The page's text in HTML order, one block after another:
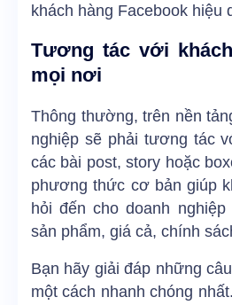
khách hàng Facebook hiệu
Tương tác với
mọi nơi
Thông thường, trên nền
nghiệp sẽ phải tương tác
các bài post, story hoặc
phương thức cơ bản giúp
hỏi đến cho doanh
sản phẩm, giá cả, chính
Bạn hãy giải đáp những
một cách nhanh chóng